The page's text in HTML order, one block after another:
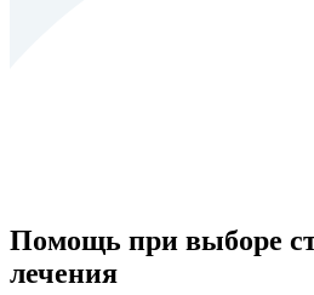
Помощь при выборе
лечения